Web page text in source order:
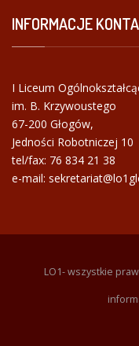
INFORMACJE
I Liceum
im. B. Krzywoustego
67-200 Głogów,
Jedności Robotniczej 10
tel/fax: 76 834 21 38
e-mail:
LO1- wszystkie